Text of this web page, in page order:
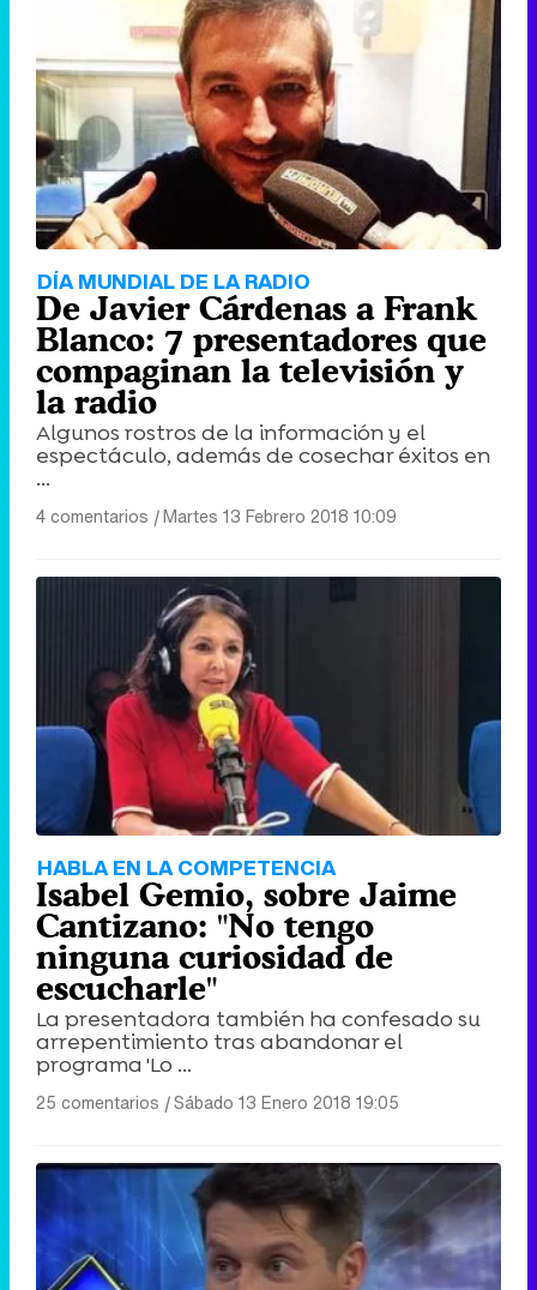
DÍA MUNDIAL DE LA RADIO
De Javier Cárdenas a Frank
Blanco: 7 presentadores que
compaginan la televisión y
la radio
Algunos rostros de la información y el
espectáculo, además de cosechar éxitos en
...
4 comentarios |Martes 13 Febrero 2018 10:09
HABLA EN LA COMPETENCIA
Isabel Gemio, sobre Jaime
Cantizano: "No tengo
ninguna curiosidad de
escucharle"
La presentadora también ha confesado su
arrepentimiento tras abandonar el
programa 'Lo ...
25 comentarios |Sábado 13 Enero 2018 19:05